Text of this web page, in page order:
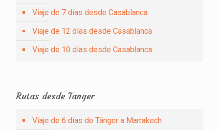
Viaje de 7 días desde Casablanca
Viaje de 12 días desde Casablanca
Viaje de 10 días desde Casablanca
Rutas desde Tanger
Viaje de 6 días de Tánger a Marrakech